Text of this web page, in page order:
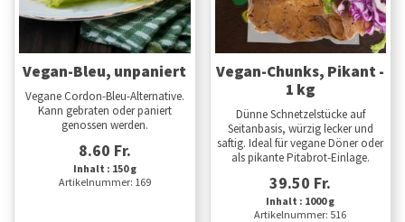
Vegan-Bleu, unpaniert
Vegane Cordon-Bleu-Alternative.
Kann gebraten oder paniert
genossen werden.
8.60 Fr.
Inhalt : 150 g
Artikelnummer: 169
Vegan-Chunks, Pikant -
1 kg
Dünne Schnetzelstücke auf
Seitanbasis, würzig lecker und
saftig. Ideal für vegane Döner oder
als pikante Pitabrot-Einlage.
39.50 Fr.
Inhalt : 1000 g
Artikelnummer: 516